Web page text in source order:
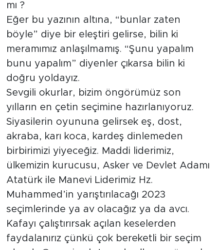
mı ?
Eğer bu yazının altına, “bunlar zaten
böyle” diye bir eleştiri gelirse, bilin ki
meramımız anlaşılmamış. “Şunu yapalım
bunu yapalım” diyenler çıkarsa bilin ki
doğru yoldayız.
Sevgili okurlar, bizim öngörümüz son
yılların en çetin seçimine hazırlanıyoruz.
Siyasilerin oyununa gelirsek eş, dost,
akraba, karı koca, kardeş dinlemeden
birbirimizi yiyeceğiz. Maddi liderimiz,
ülkemizin kurucusu, Asker ve Devlet Adamı
Atatürk ile Manevi Liderimiz Hz.
Muhammed’in yarıştırılacağı 2023
seçimlerinde ya av olacağız ya da avcı.
Kafayı çalıştırırsak açılan keselerden
faydalanırız çünkü çok bereketli bir seçim